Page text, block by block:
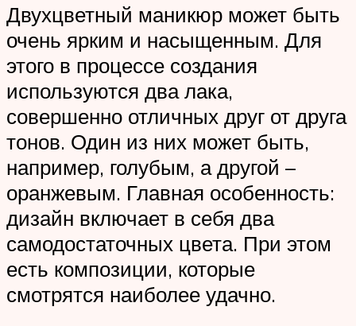
Двухцветный маникюр может быть
очень ярким и насыщенным. Для
этого в процессе создания
используются два лака,
совершенно отличных друг от друга
тонов. Один из них может быть,
например, голубым, а другой –
оранжевым. Главная особенность:
дизайн включает в себя два
самодостаточных цвета. При этом
есть композиции, которые
смотрятся наиболее удачно.